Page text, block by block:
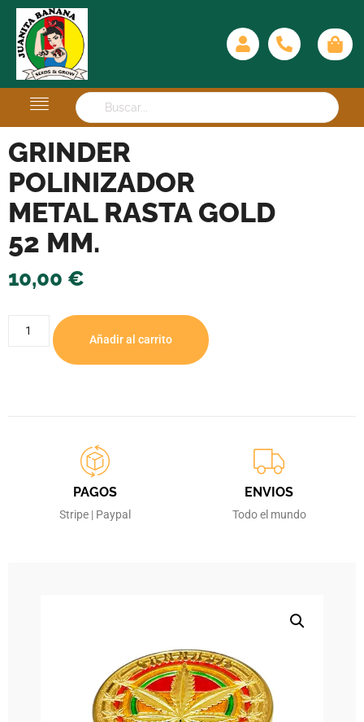
GRINDER
POLINIZADOR
METAL RASTA GOLD
52 MM.
10,00 €
Añadir al carrito
PAGOS
Stripe | Paypal
ENVIOS
Todo el mundo